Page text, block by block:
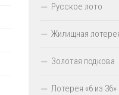
Русское лото
Жилищная
Золотая подкова
Лотерея «6 из 36»